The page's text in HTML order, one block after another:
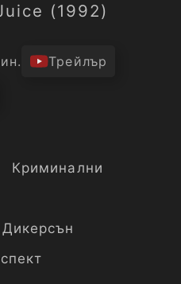
(1992)
Трейлър
Криминални